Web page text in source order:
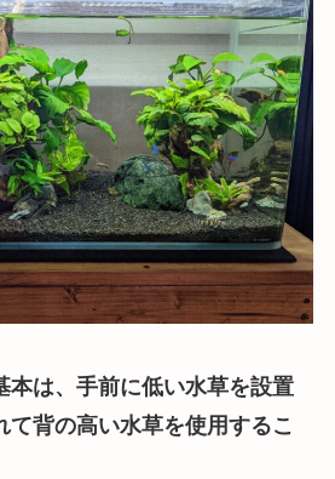
本は、手前に低い水草を設置
て背の高い水草を使用するこ